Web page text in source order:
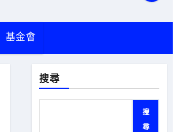
基金會
搜尋
搜
尋